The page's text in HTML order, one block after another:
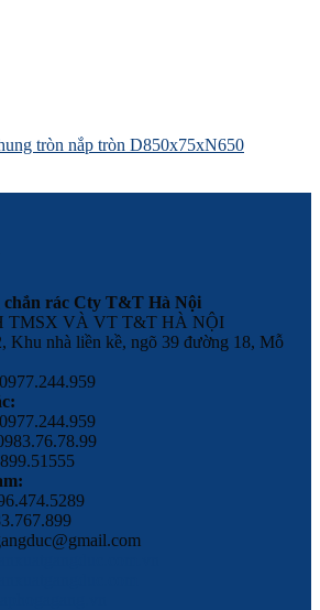
tròn nắp tròn D850x75xN650
chắn rác Cty T&T Hà Nội
TMSX VÀ VT T&T HÀ NỘI
Khu nhà liền kề, ngõ 39 đường 18, Mỗ
0977.244.959